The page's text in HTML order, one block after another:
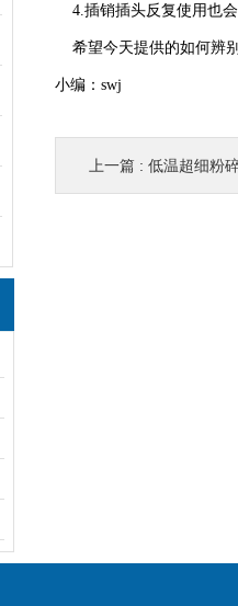
4.插销插头反复使用也
希望今天提供的如何辨
小编：swj
上一篇 : 低温超细粉